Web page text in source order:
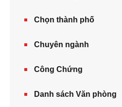
Chọn thành phố
Chuyên ngành
Công Chứng
Danh sách Văn phòng